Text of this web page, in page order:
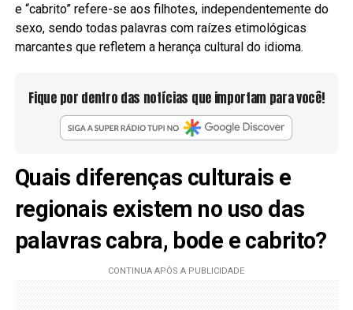
e “cabrito” refere-se aos filhotes, independentemente do
sexo, sendo todas palavras com raízes etimológicas
marcantes que refletem a herança cultural do idioma.
Fique por dentro das notícias que importam para você!
Quais diferenças culturais e
regionais existem no uso das
palavras cabra, bode e cabrito?